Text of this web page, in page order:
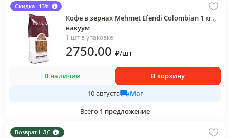
Скидка -13%
Кофе в зернах Mehmet Efendi Colombian 1 кг.,
вакуум
1 шт в упаковке
2750.00 ₽/шт
В наличии
В корзину
10 августа
Маг
Всего 1 предложение
Возврат НДС